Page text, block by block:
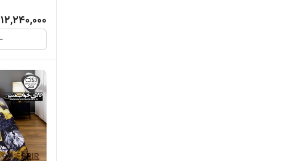
12,240,000